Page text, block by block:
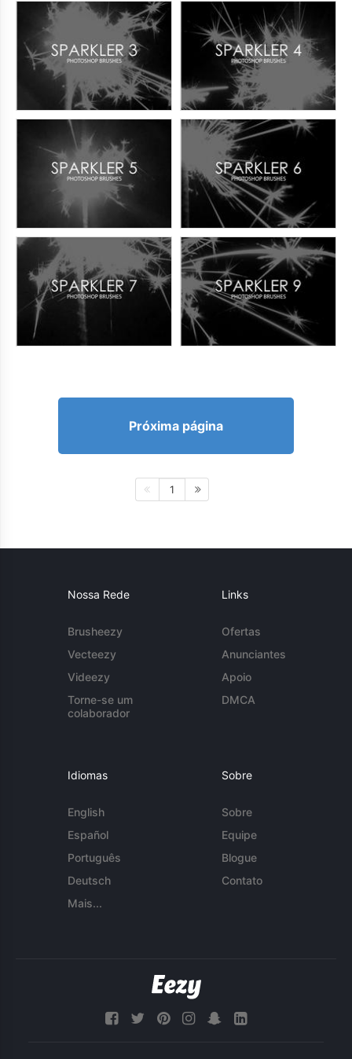
Próxima página
1
Nossa Rede
Brusheezy
Vecteezy
Videezy
Torne-se um
colaborador
Links
Ofertas
Anunciantes
Apoio
DMCA
Idiomas
English
Español
Português
Deutsch
Mais...
Sobre
Sobre
Equipe
Blogue
Contato